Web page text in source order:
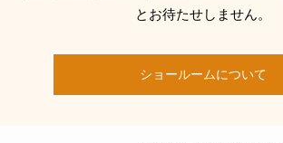
とお待たせしません。
ショールームについて